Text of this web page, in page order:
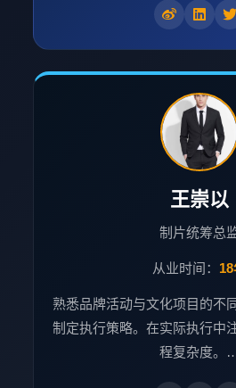
王崇以
制片统筹总
从业时间：
熟悉品牌活动与文化项目的不
制定执行策略。在实际执行中
程复杂度。